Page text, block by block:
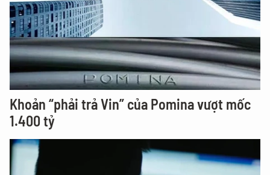
Khoản “phải trả Vin” của Pomina vượt mốc
1.400 tỷ